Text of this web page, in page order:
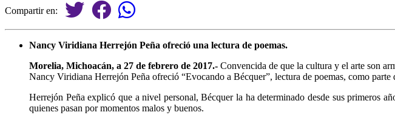
Compartir en:
Nancy Viridiana Herrejón Peña ofreció una lectura de poemas.
Morelia, Michoacán, a 27 de febrero de 2017.- Convencida de que la cultura y el arte son
Nancy Viridiana Herrejón Peña ofreció “Evocando a Bécquer”, lectura de poemas, como
Herrejón Peña explicó que a nivel personal, Bécquer la ha determinado desde sus primeros
quienes pasan por momentos malos y buenos.